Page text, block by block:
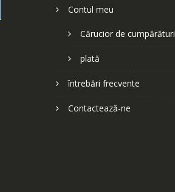
Contul meu
Cărucior de cumpărături
plată
întrebări frecvente
Contactează-ne